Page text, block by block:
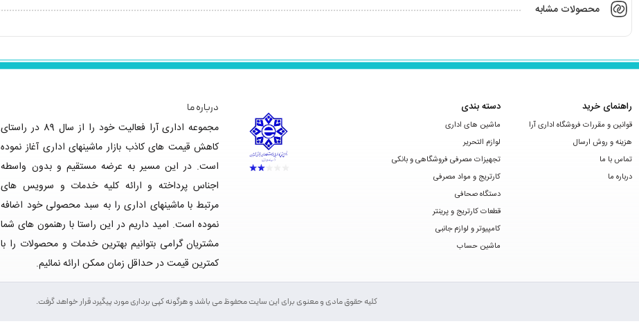
محصولات مشابه
راهنمای خرید
قوانین و مقررات فروشگاه اداری آرا
هزینه و روش ارسال
تماس با ما
درباره ما
دسته بندی
ماشین های اداری
لوازم التحریر
تجهیزات مصرفی فروشگاهی و بانکی
کارتریج و مواد مصرفی
دستگاه صحافی
قطعات کارتریج و پرینتر
کامپیوتر و لوازم جانبی
ماشین حساب
درباره ما
مجموعه اداری آرا فعالیت خود را از سال 89 در راستای
کاهش قیمت های کاذب بازار ماشینهای اداری آغاز نموده
است. در این مسیر به عرضه مستقیم و بدون واسطه
اجناس پرداخته و ارائه کلیه خدمات و سرویس های
مرتبط با ماشینهای اداری را به سبد محصولی خود اضافه
نموده است. امید داریم در این راستا با رهنمون های شما
مشتریان گرامی بتوانیم بهترین خدمات و محصولات را با
کمترین قیمت در حداقل زمان ممکن ارائه نمائیم.
کلیه حقوق مادی و معنوی برای این سایت محفوظ می باشد و هرگونه کپی برداری مورد پیگیرد قرار خواهد گرفت.